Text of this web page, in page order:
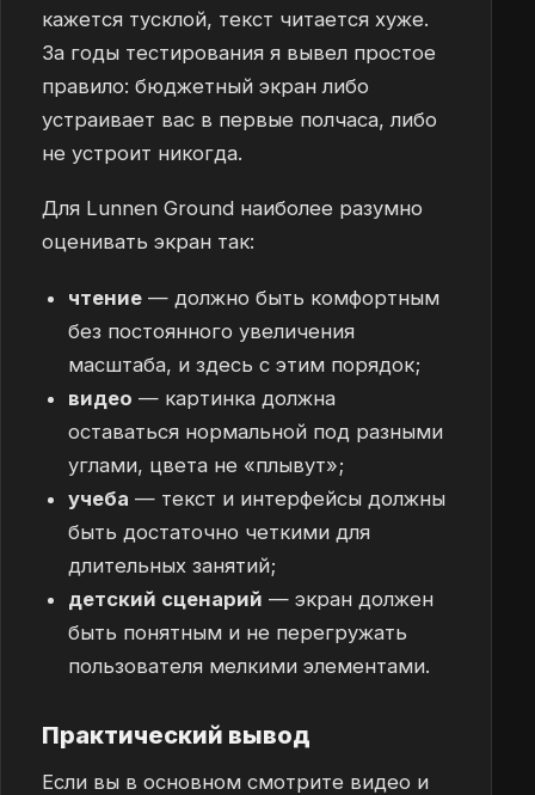
кажется тусклой, текст читается хуже.
За годы тестирования я вывел простое
правило: бюджетный экран либо
устраивает вас в первые полчаса, либо
не устроит никогда.
Для Lunnen Ground наиболее разумно
оценивать экран так:
чтение— должно быть комфортным
без постоянного увеличения
масштаба, и здесь с этим порядок;
видео — картинка должна
оставаться нормальной под разными
углами, цвета не «плывут»;
учеба — текст и интерфейсы должны
быть достаточно четкими для
длительных занятий;
детский сценарий — экран должен
быть понятным и не перегружать
пользователя мелкими элементами.
Практический вывод
Если вы в основном смотрите видео и